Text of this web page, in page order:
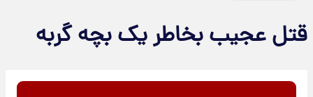
عجیب بخاطر یک بچه گربه